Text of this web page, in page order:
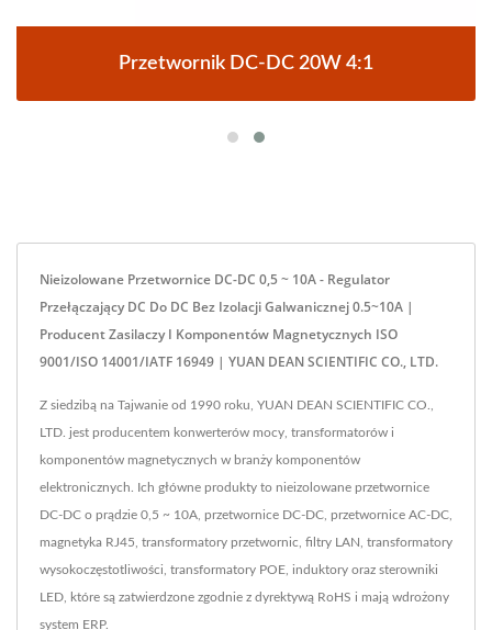
Przetwornik DC-DC 20W 4:1
Nieizolowane Przetwornice DC-DC 0,5 ~ 10A - Regulator
Przełączający DC Do DC Bez Izolacji Galwanicznej 0.5~10A |
Producent Zasilaczy I Komponentów Magnetycznych ISO
9001/ISO 14001/IATF 16949 | YUAN DEAN SCIENTIFIC CO., LTD.
Z siedzibą na Tajwanie od 1990 roku, YUAN DEAN SCIENTIFIC CO.,
LTD. jest producentem konwerterów mocy, transformatorów i
komponentów magnetycznych w branży komponentów
elektronicznych. Ich główne produkty to nieizolowane przetwornice
DC-DC o prądzie 0,5 ~ 10A, przetwornice DC-DC, przetwornice AC-DC,
magnetyka RJ45, transformatory przetwornic, filtry LAN, transformatory
wysokoczęstotliwości, transformatory POE, induktory oraz sterowniki
LED, które są zatwierdzone zgodnie z dyrektywą RoHS i mają wdrożony
system ERP.